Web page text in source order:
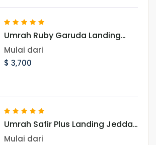
Umrah Ruby Garuda Landing
Jeddah 27 Desember 2026
Mulai dari
$ 3,700
Umrah Safir Plus Landing Jeddah
14 Agustus 2026
Mulai dari